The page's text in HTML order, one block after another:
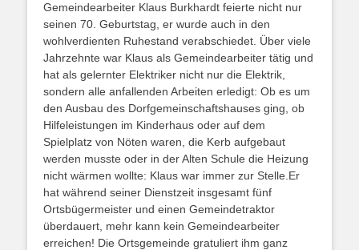
Gemeindearbeiter Klaus Burkhardt feierte nicht nur
seinen 70. Geburtstag, er wurde auch in den
wohlverdienten Ruhestand verabschiedet. Über viele
Jahrzehnte war Klaus als Gemeindearbeiter tätig und
hat als gelernter Elektriker nicht nur die Elektrik,
sondern alle anfallenden Arbeiten erledigt: Ob es um
den Ausbau des Dorfgemeinschaftshauses ging, ob
Hilfeleistungen im Kinderhaus oder auf dem
Spielplatz von Nöten waren, die Kerb aufgebaut
werden musste oder in der Alten Schule die Heizung
nicht wärmen wollte: Klaus war immer zur Stelle.Er
hat während seiner Dienstzeit insgesamt fünf
Ortsbügermeister und einen Gemeindetraktor
überdauert, mehr kann kein Gemeindearbeiter
erreichen! Die Ortsgemeinde gratuliert ihm ganz